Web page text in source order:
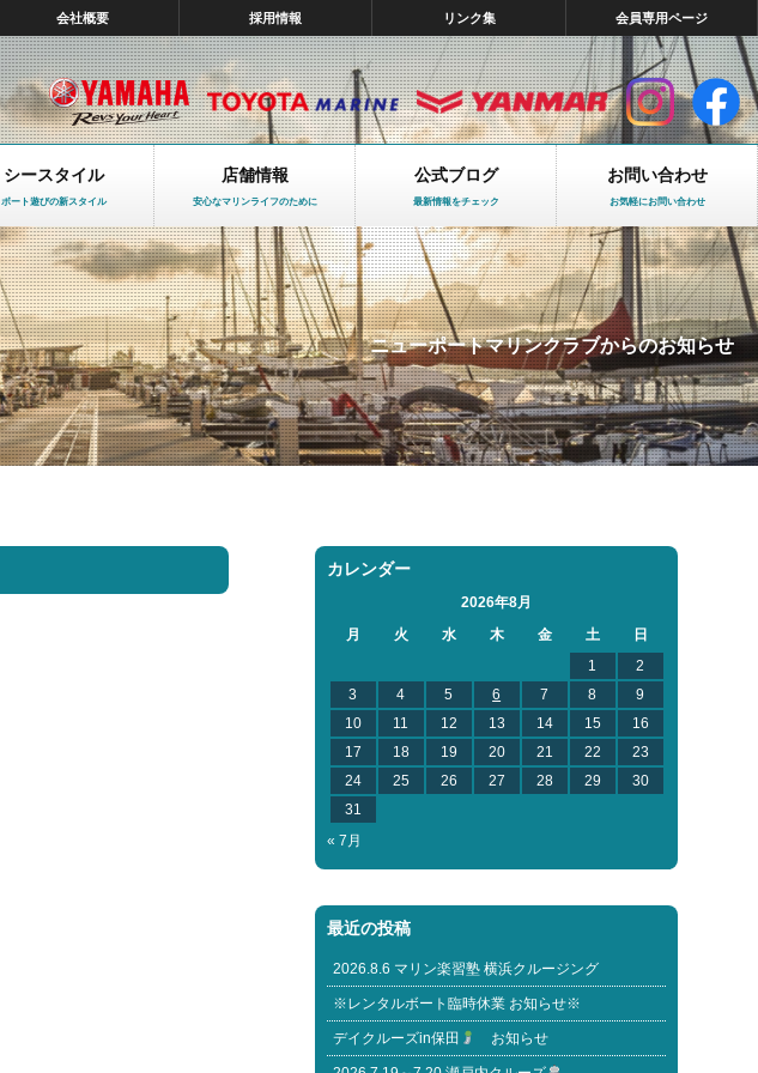
会社概要 採用情報 リンク集 会員専用ページ
シースタイル
ボート遊びの新スタイル
店舗情報
安心なマリンライフのために
公式ブログ
最新情報をチェック
お問い合わせ
お気軽にお問い合わせ
ニューポートマリンクラブからのお知らせ
カレンダー
2026年8月
月
火 水 木 金 土
日
1
2
3
4 5 6 7 8
9
10
11 12 13 14 15
16
17
18 19 20 21 22
23
24
25 26 27 28 29
30
31
« 7月
最近の投稿
2026.8.6 マリン楽習塾 横浜クルージング
※レンタルボート臨時休業 お知らせ※
デイクルーズin保田 お知らせ